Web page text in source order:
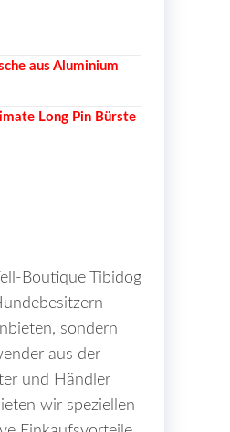
aus Aluminium
Long Pin Bürste
Boutique Tibidog
sondern
aus der
und Händler
wir speziellen